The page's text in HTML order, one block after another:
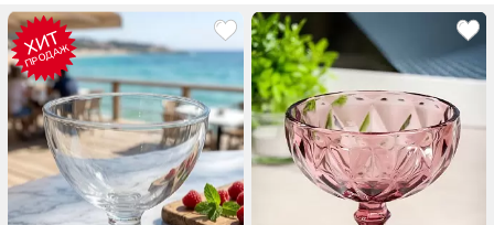
ХИТ
ПРОДАЖ